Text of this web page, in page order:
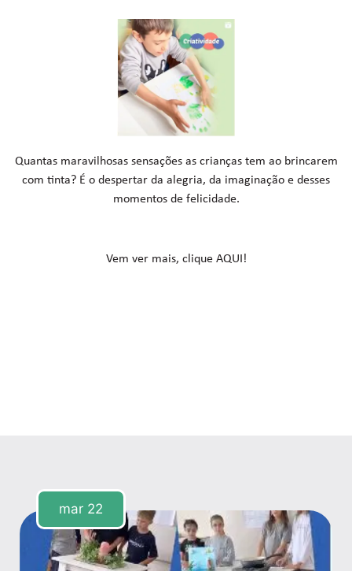
Quantas maravilhosas sensações as crianças tem ao brincarem
com tinta? É o despertar da alegria, da imaginação e desses
momentos de felicidade.
Vem ver mais, clique AQUI!
mar 22